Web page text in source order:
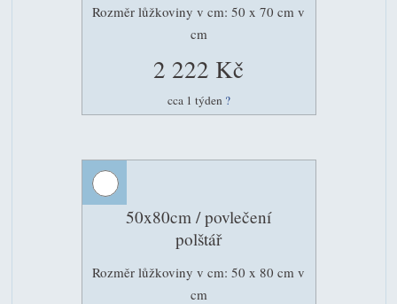
Rozměr lůžkoviny v cm: 50 x 70 cm v
cm
2 222 Kč
cca 1 týden ?
50x80cm / povlečení
polštář
Rozměr lůžkoviny v cm: 50 x 80 cm v
cm